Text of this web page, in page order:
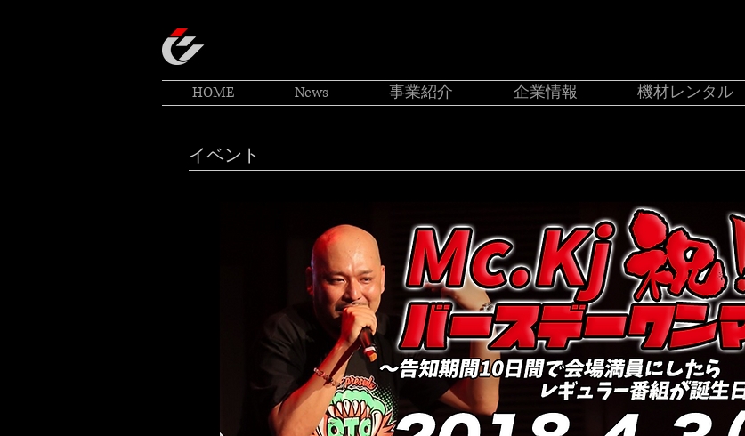
HOME News 事業紹介 企業情報 機材レンタル
イベント